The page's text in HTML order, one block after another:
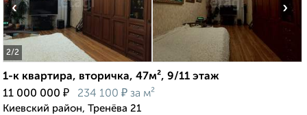
2/2
‹ ›
1-к квартира, вторичка, 47м², 9/11 этаж
11 000 000 ₽ 234 100 ₽ за м²
Киевский район, Тренёва 21